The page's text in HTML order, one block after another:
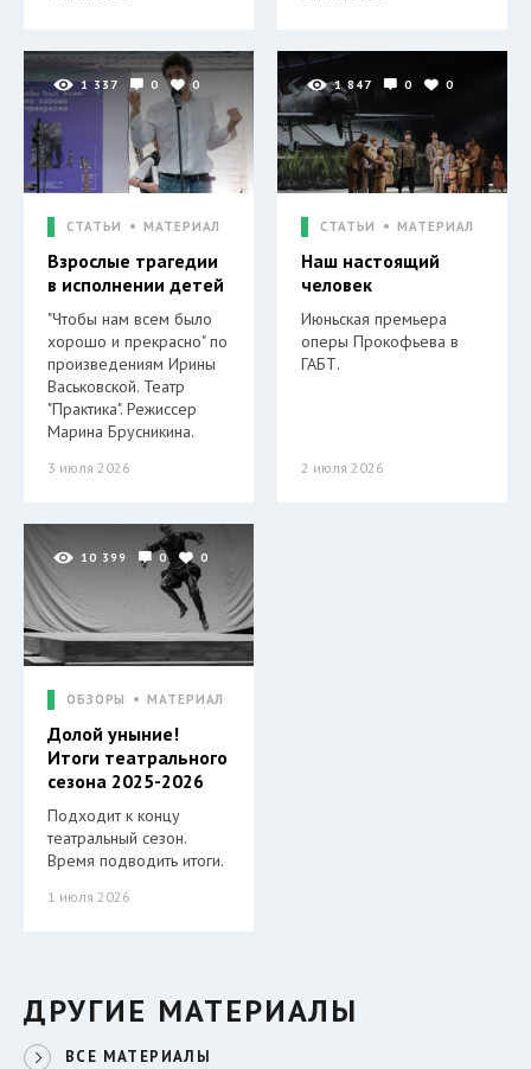
1 337 0 0
СТАТЬИ МАТЕРИАЛ
Взрослые трагедии
в исполнении детей
"Чтобы нам всем было
хорошо и прекрасно" по
произведениям Ирины
Васьковской. Театр
"Практика". Режиссер
Марина Брусникина.
3 июля 2026
1 847 0 0
СТАТЬИ МАТЕРИАЛ
Наш настоящий
человек
Июньская премьера
оперы Прокофьева в
ГАБТ.
2 июля 2026
10 399 0 0
ОБЗОРЫ МАТЕРИАЛ
Долой уныние!
Итоги театрального
сезона 2025-2026
Подходит к концу
театральный сезон.
Время подводить итоги.
1 июля 2026
ДРУГИЕ МАТЕРИАЛЫ
ВСЕ МАТЕРИАЛЫ